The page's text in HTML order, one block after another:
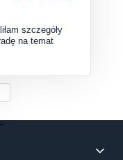
szczegóły
na temat